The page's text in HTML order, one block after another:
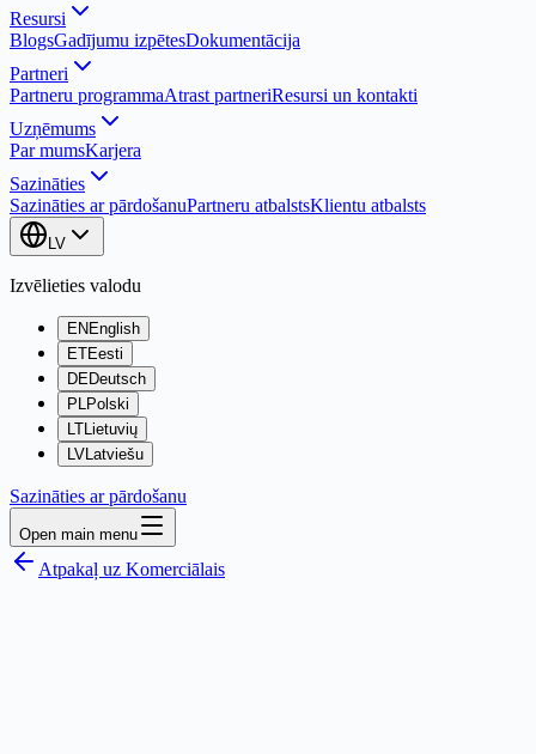
Resursi
BlogsGadījumu izpētesDokumentācija
Partneri
Partneru programmaAtrast partneriResursi un kontakti
Uzņēmums
Par mumsKarjera
Sazināties
Sazināties ar pārdošanuPartneru atbalstsKlientu atbalsts
LV
Izvēlieties valodu
EN English
ETEesti
DEDeutsch
PLPolski
LTLietuvių
LVLatviešu
Sazināties ar pārdošanu
Open main menu
Atpakaļ uz Komerciālais